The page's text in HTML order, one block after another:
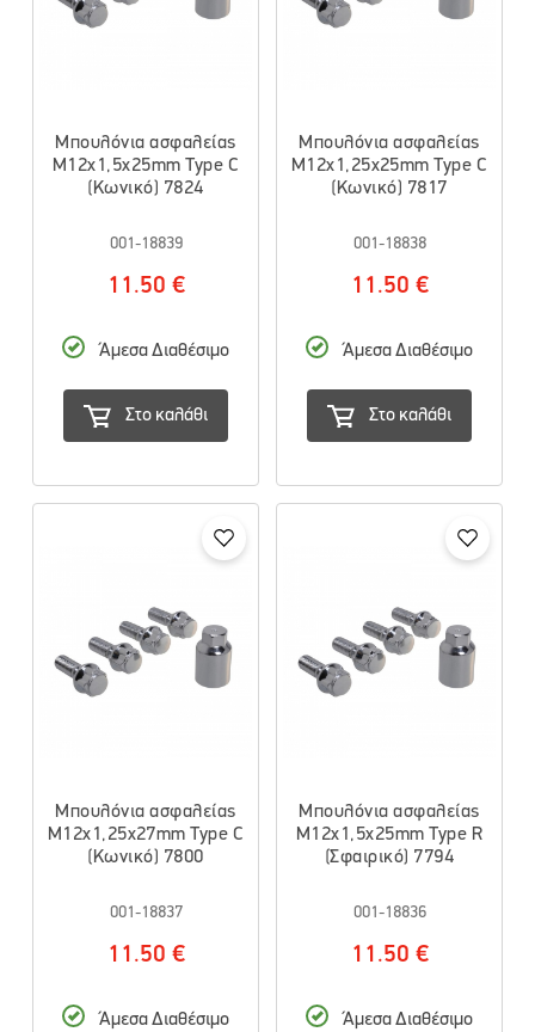
Μπουλόνια ασφαλείας
M12x1,5x25mm Type C
(Κωνικό) 7824
001-18839
11.50 €
Άμεσα Διαθέσιμο
Στο καλάθι
Μπουλόνια ασφαλείας
M12x1,25x25mm Type C
(Κωνικό) 7817
001-18838
11.50 €
Άμεσα Διαθέσιμο
Στο καλάθι
Μπουλόνια ασφαλείας
M12x1,25x27mm Type C
(Κωνικό) 7800
001-18837
11.50 €
Άμεσα Διαθέσιμο
Μπουλόνια ασφαλείας
M12x1,5x25mm Type R
(Σφαιρικό) 7794
001-18836
11.50 €
Άμεσα Διαθέσιμο